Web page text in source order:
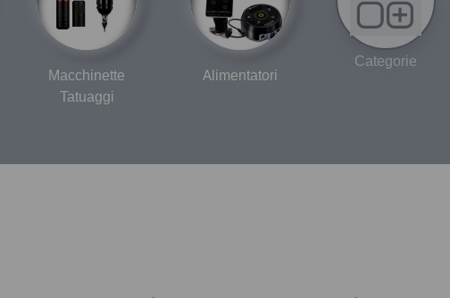
Macchinette
Tatuaggi
Alimentatori
Categorie